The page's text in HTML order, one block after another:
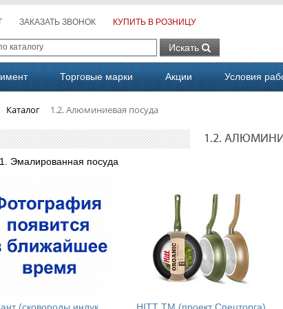
ЗАКАЗАТЬ ЗВОНОК КУПИТЬ В РОЗНИЦУ
Искать
Торговые марки Акции Условия
Каталог 1.2. Алюминиевая посуда
1.2.
Эмалированная посуда
Г
арант (сковороды индукция) HITT ТМ (проект Спецторга)